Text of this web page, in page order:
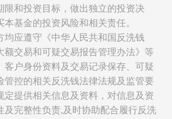
限和投资目标，做出独立的投资决
基金的投资风险和相关责任。
均应遵守《中华人民共和国反洗钱
额交易和可疑交易报告管理办法》等
客户身份资料及交易记录保存、可疑
管控的相关反洗钱法律法规及监管要
定提供相关信息及资料，对信息及资
及完整性负责,及时协助配合履行反洗